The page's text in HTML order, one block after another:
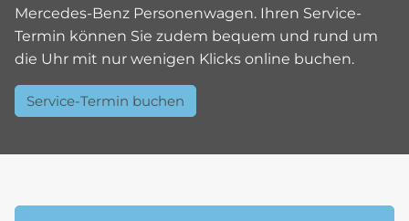
Mercedes-Benz Personenwagen. Ihren Service-
Termin können Sie zudem bequem und rund um
die Uhr mit nur wenigen Klicks online buchen.
Service-Termin buchen